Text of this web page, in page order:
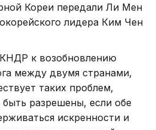
Кореи передали Ли Мен
лидера Ким Чен
к возобновлению
между двумя странами,
таких проблем,
разрешены, если обе
искренности и